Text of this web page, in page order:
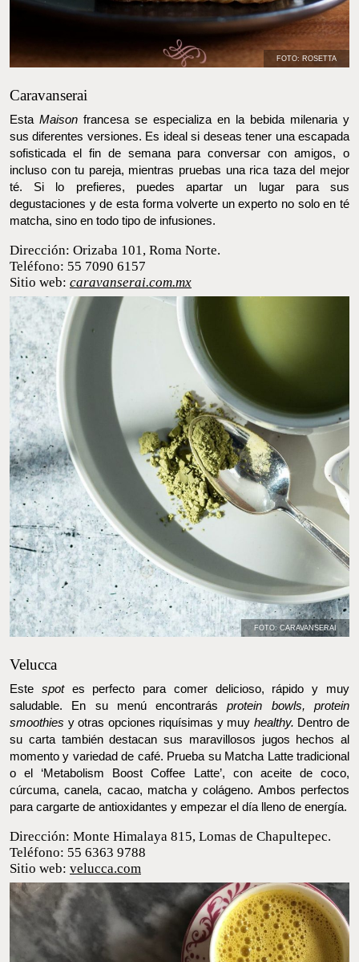
FOTO: ROSETTA
EstaMaisonfrancesa se especializa en la bebida milenaria y sus
diferentes versiones. Es ideal si deseas tener una escapada
sofisticada el fin de semana para conversar con amigos, o incluso
con tu pareja, mientras pruebas una rica taza del mejor té. Si lo
prefieres, puedes apartar un lugar para sus degustaciones y de
esta forma volverte un experto no solo en té matcha, sino en
todo tipo de infusiones.
Dirección: Orizaba 101, Roma Norte.
Teléfono: 55 7090 6157
Sitio web: caravanserai.com.mx
FOTO: CARAVANSERAI
Estespot
saludable. En su menú encontrarásprotein bowls, protein
smoothies
y otras opciones riquísimas y muyhealthy.Dentro de
su carta también destacan sus maravillosos jugos hechos al
momento y variedad de café. Prueba su Matcha Latte tradicional
o el ‘Metabolism Boost Coffee Latte’, con aceite de coco,
cúrcuma, canela, cacao, matcha y colágeno. Ambos perfectos
para cargarte de antioxidantes y empezar el día lleno de energía.
Dirección: Monte Himalaya 815, Lomas de
Chapultepec.
Teléfono: 55 6363 9788
Sitio web:velucca.com